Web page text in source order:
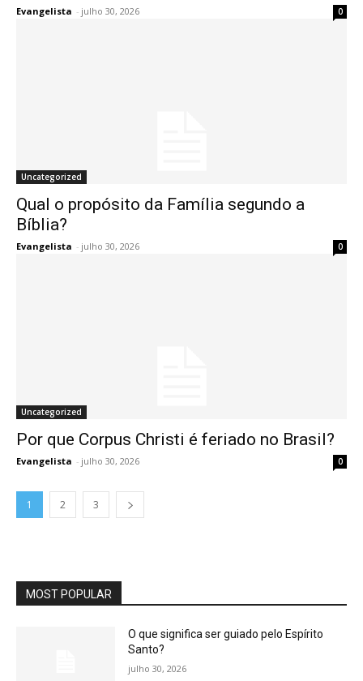
Evangelista - julho 30, 2026 0
Uncategorized
Qual o propósito da Família segundo a
Bíblia?
Evangelista - julho 30, 2026 0
Uncategorized
Por que Corpus Christi é feriado no Brasil?
Evangelista - julho 30, 2026 0
1 2 3
MOST POPULAR
O que significa ser guiado pelo Espírito
Santo?
julho 30, 2026